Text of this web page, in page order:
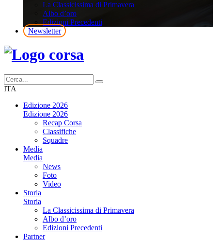
La Classicissima di Primavera
Albo d’oro
Edizioni Precedenti
Newsletter
ITA
Edizione 2026
Edizione 2026
Recap Corsa
Classifiche
Squadre
Media
Media
News
Foto
Video
Storia
Storia
La Classicissima di Primavera
Albo d’oro
Edizioni Precedenti
Partner